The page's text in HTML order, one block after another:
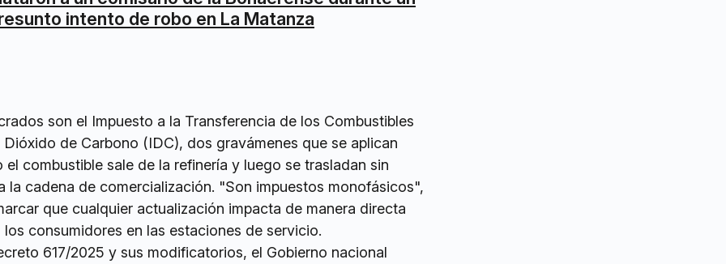
intento de robo en La Matanza
son el Impuesto a la Transferencia de los Combustibles
de Carbono (IDC), dos gravámenes que se aplican
el combustible sale de la refinería y luego se trasladan sin
la cadena de comercialización. "Son impuestos monofásicos",
que cualquier actualización impacta de manera directa
consumidores en las estaciones de servicio.
617/2025 y sus modificatorios, el Gobierno nacional